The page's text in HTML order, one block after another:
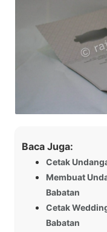
Baca Juga:
Cetak
Membuat
Babatan
Cetak
Babatan